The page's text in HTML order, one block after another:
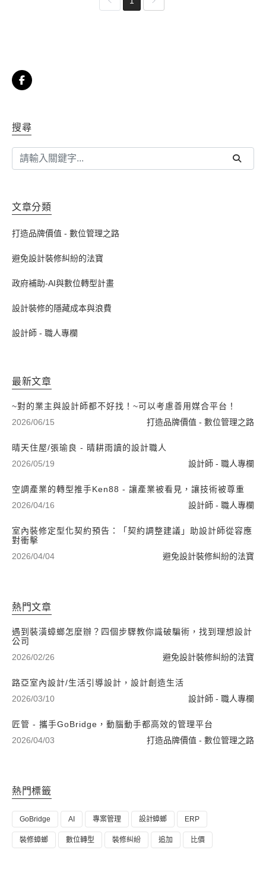
搜尋
文章分類
打造品牌價值 - 數位管理之路
避免設計裝修糾紛的法寶
政府補助-AI與數位轉型計畫
設計裝修的隱藏成本與浪費
設計師 - 職人專欄
最新文章
~對的業主與設計師都不好找！~可以考慮善用媒合平台！
2026/06/15
打造品牌價值 - 數位管理之路
晴天住屋/張瑜良 - 晴耕雨讀的設計職人
2026/05/19
設計師 - 職人專欄
空調產業的轉型推手Ken88 - 讓產業被看見，讓技術被尊重
2026/04/16
設計師 - 職人專欄
室內裝修定型化契約預告：「契約調整建議」助設計師從容應
對衝擊
2026/04/04
避免設計裝修糾紛的法寶
熱門文章
遇到裝潢蟑螂怎麼辦？四個步驟教你識破騙術，找到理想設計
公司
2026/02/26
避免設計裝修糾紛的法寶
路亞室內設計/生活引導設計，設計創造生活
2026/03/10
設計師 - 職人專欄
匠管 - 攜手GoBridge，動腦動手都高效的管理平台
2026/04/03
打造品牌價值 - 數位管理之路
熱門標籤
GoBridge AI 專案管理 設計蟑螂 ERP
裝修蟑螂 數位轉型 裝修糾紛 追加 比價